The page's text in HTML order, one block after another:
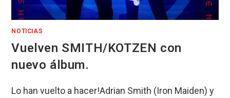
NOTICIAS
Vuelven SMITH/KOTZEN con
nuevo álbum.
Lo han vuelto a hacer!Adrian Smith (Iron Maiden) y